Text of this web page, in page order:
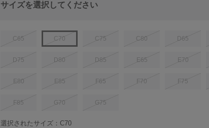
サイズを選択してください
C65 C70 C75 C80 D65
D75 D80 D85 E65 E70
E80 E85 F65 F70 F75
F85 G70 G75
選択されたサイズ：C70